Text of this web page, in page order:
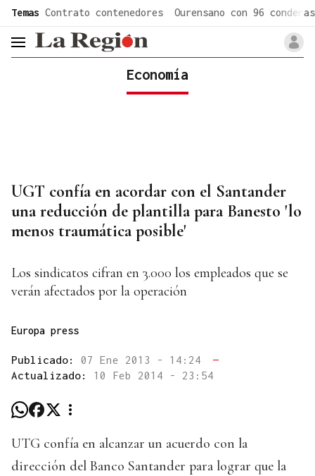
Temas Contrato contenedores Ourensano con 96 condenas
header.menu.open
Economía
UGT confía en acordar con el Santander
una reducción de plantilla para Banesto 'lo
menos traumática posible'
Los sindicatos cifran en 3.000 los empleados que se
verán afectados por la operación
Europa press
Publicado: 07 Ene 2013 - 14:24
—
Actualizado: 10 Feb 2014 - 23:54
UTG confía en alcanzar un acuerdo con la
dirección del Banco Santander para lograr que la